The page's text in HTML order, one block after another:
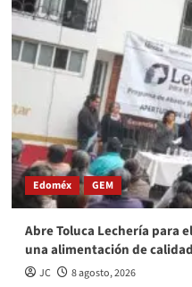
Edoméx GEM
Abre Toluca Lechería para
una alimentación de calidad
JC 8 agosto, 2026